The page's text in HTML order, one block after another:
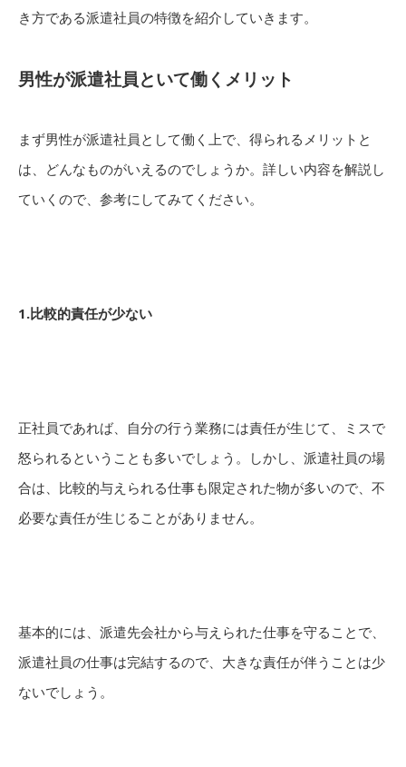
き方である派遣社員の特徴を紹介していきます。
男性が派遣社員といて働くメリット
まず男性が派遣社員として働く上で、得られるメリットと
は、どんなものがいえるのでしょうか。詳しい内容を解説し
ていくので、参考にしてみてください。
1.比較的責任が少ない
正社員であれば、自分の行う業務には責任が生じて、ミスで
怒られるということも多いでしょう。しかし、派遣社員の場
合は、比較的与えられる仕事も限定された物が多いので、不
必要な責任が生じることがありません。
基本的には、派遣先会社から与えられた仕事を守ることで、
派遣社員の仕事は完結するので、大きな責任が伴うことは少
ないでしょう。